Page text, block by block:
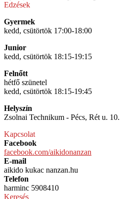
Edzések
Gyermek
kedd, csütörtök 17:00-18:00
Junior
kedd, csütörtök 18:15-19:15
Felnőtt
hétfő szünetel
kedd, csütörtök 18:15-19:45
Helyszín
Zsolnai Technikum - Pécs, Rét u. 10.
Kapcsolat
Facebook
facebook.com/aikidonanzan
E-mail
aikido kukac nanzan.hu
Telefon
harminc 5908410
Keresés